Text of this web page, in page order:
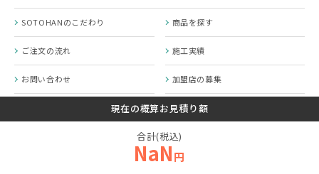
現在の概算お見積り額
合計(税込)
NaN円
SOTOHANのこだわり 商品を探す
ご注文の流れ 施工実績
お問い合わせ 加盟店の募集
プライバシーポリシー